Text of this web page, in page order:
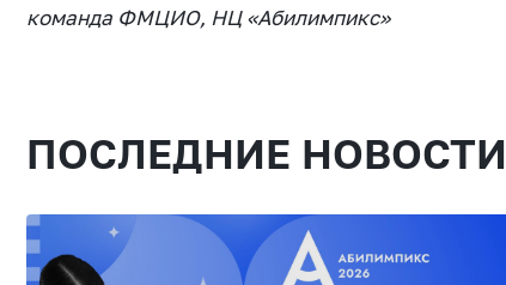
команда ФМЦИО, НЦ «Абилимпикс»
ПОСЛЕДНИЕ НОВОСТИ